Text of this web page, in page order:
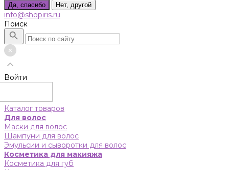
Да, спасибо Нет, другой
info@shopiris.ru
Поиск
Войти
Каталог товаров
Для волос
Маски для волос
Шампуни для волос
Эмульсии и сыворотки для волос
Косметика для макияжа
Косметика для губ